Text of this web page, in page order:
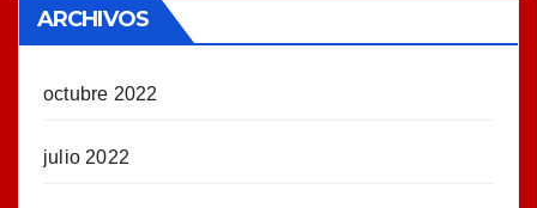
ARCHIVOS
octubre 2022
julio 2022